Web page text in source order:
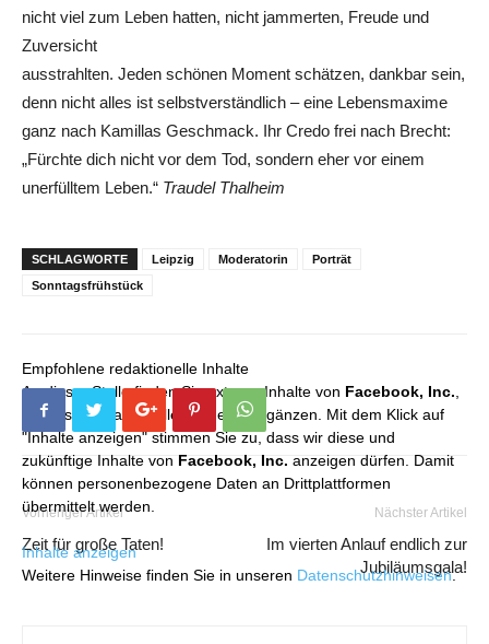
nicht viel zum Leben hatten, nicht jammerten, Freude und
Zuversicht
ausstrahlten. Jeden schönen Moment schätzen, dankbar sein,
denn nicht alles ist selbstverständlich – eine Lebensmaxime
ganz nach Kamillas Geschmack. Ihr Credo frei nach Brecht:
„Fürchte dich nicht vor dem Tod, sondern eher vor einem
unerfülltem Leben.“ Traudel Thalheim
SCHLAGWORTE Leipzig Moderatorin
Porträt
Sonntagsfrühstück
Empfohlene redaktionelle Inhalte
An dieser Stelle finden Sie externe Inhalte von Facebook, Inc.
die unser redaktionelles Angebot ergänzen. Mit dem Klick auf
"Inhalte anzeigen" stimmen Sie zu, dass wir diese und
zukünftige Inhalte von Facebook, Inc. anzeigen dürfen. Damit
können personenbezogene Daten an Drittplattformen
übermittelt werden.
Inhalte anzeigen
Weitere Hinweise finden Sie in unseren Datenschutzhinweisen.
Vorheriger Artikel
Zeit für große Taten!
Nächster Artikel
Im vierten Anlauf endlich zur
Jubiläumsgala!